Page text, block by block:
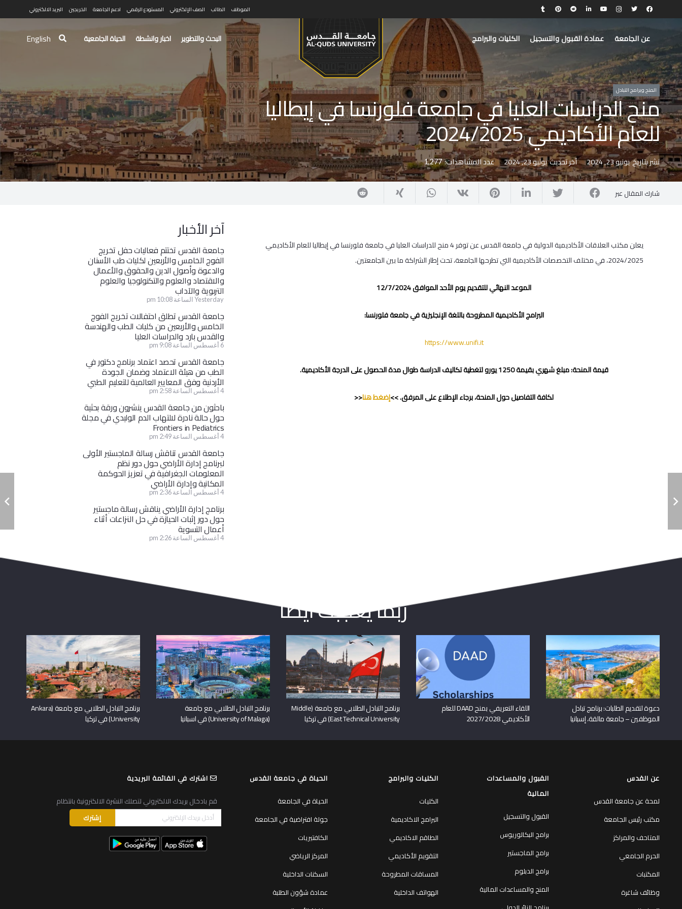
الموظف الطالب الصف الإلكتروني المستودع الرقمي ادعم الجامعة الخريجين البريد الالكتروني
عن الجامعة عمادة القبول والتسجيل الكليات والبرامج البحث والتطوير اخبار وانشطة الحياة الجامعية English
المنح وبرامج التبادل
منح الدراسات العليا في جامعة فلورنسا في إيطاليا
للعام الأكاديمي 2024/2025
نشر بتاريخيونيو 23, 2024 آخر تحديثيونيو 23, 2024 عدد المشاهدات: 1,277
شارك المقال عبر
يعلن مكتب العلاقات الأكاديمية الدولية في جامعة القدس عن توفر 4 منح للدراسات العليا في جامعة فلورنسا في إيطاليا للعام الأكاديمي
2024/2025، في مختلف التخصصات الأكاديمية التي تطرحها الجامعة، تحت إطار الشراكة ما بين الجامعتين.
الموعد النهائي للتقديم يوم الأحد الموافق 12/7/2024
البرامج الأكاديمية المطروحة باللغة الإنجليزية في جامعة فلورنسا:
https://www.unifi.it
قيمة المنحة: مبلغ شهري بقيمة 1250 يورو لتغطية تكاليف الدراسة طوال مدة الحصول على الدرجة الأكاديمية.
لكافة التفاصيل حول المنحة، برجاء الإطلاع على المرفق. >>إضغط هنا<<
آخر الأخبار
جامعة القدس تختتم فعاليات حفل تخريج
الفوج الخامس والأربعين لكليات طب الأسنان
والدعوة وأصول الدين والحقوق والأعمال
والاقتصاد والعلوم والتكنولوجيا والعلوم
التربوية والآداب
Yesterday الساعة 10:08 pm
جامعة القدس تطلق احتفالات تخريج الفوج
الخامس والأربعين من كليات الطب والهندسة
والقدس بارد والدراسات العليا
6 أغسطس الساعة 9:08 pm
جامعة القدس تحصد اعتماد برنامج دكتور في
الطب من هيئة الاعتماد وضمان الجودة
الأردنية وفق المعايير العالمية للتعليم الطبي
4 أغسطس الساعة 2:58 pm
باحثون من جامعة القدس ينشرون ورقة بحثية
حول حالة نادرة لالتهاب الدم الوليدي في مجلة
Frontiers in Pediatrics
4 أغسطس الساعة 2:49 pm
جامعة القدس تناقش رسالة الماجستير الأولى
لبرنامج إدارة الأراضي حول دور نظم
المعلومات الجغرافية في تعزيز الحوكمة
المكانية وإدارة الأراضي
4 أغسطس الساعة 2:36 pm
برنامج إدارة الأراضي يناقش رسالة ماجستير
حول دور إثبات الحيازة في حل النزاعات أثناء
أعمال التسوية
4 أغسطس الساعة 2:26 pm
ربما يعجبك ايضا
دعوة لتقديم الطلبات: برنامج تبادل
الموظفين – جامعة مالقة، إسبانيا
اللقاء التعريفي بمنح DAAD للعام
الأكاديمي 2027/2028
برنامج التبادل الطلابي مع جامعة (Middle
East Technical University) في تركيا
برنامج التبادل الطلابي مع جامعة
(University of Malaga) في اسبانيا
برنامج التبادل الطلابي مع جامعة (Ankara
University) في تركيا
عن القدس
لمحة عن جامعة القدس
مكتب رئيس الجامعة
المتاحف والمراكز
الحرم الجامعي
المكتبات
وظائف شاغرة
القبول والمساعدات
المالية
القبول والتسجيل
برامج البكالوريوس
برامج الماجستير
برامج الدبلوم
المنح والمساعدات المالية
الكليات والبرامج
الكليات
البرامج الاكاديمية
الطاقم الاكاديمي
التقويم الأكاديمي
المساقات المطروحة
الهواتف الداخلية
الحياة في جامعة القدس
الحياة في الجامعة
جولة افتراضية في الجامعة
الكافتيريات
المركز الرياضي
السكنات الداخلية
عمادة شؤون الطلبة
اشترك في القائمة البريدية
قم بادخال بريدك الالكتروني لتصلك النشرة الالكترونية بانتظام